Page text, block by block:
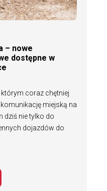
– nowe
dostępne w
coraz chętniej
miejską na
dziś nie tylko do
dojazdów do